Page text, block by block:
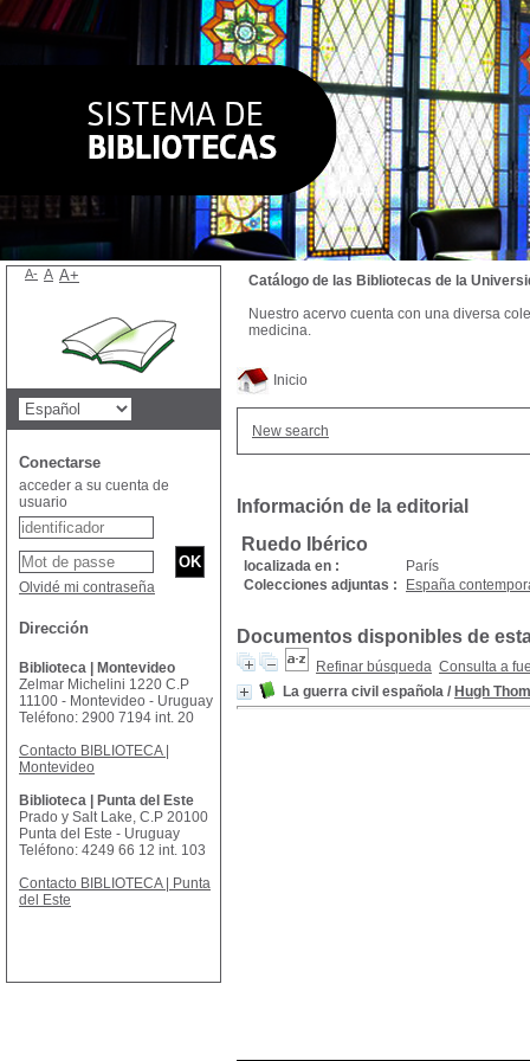
Inicio
New search
Información de la editorial
Ruedo Ibérico
localizada en :
París
Colecciones adjuntas :
España
Documentos disponibles de
Refinar búsqueda Consulta a
La guerra civil española / Hugh
Catálogo de las Bibliotecas de la
Nuestro acervo cuenta con una diversa
medicina.
A- A A+
Conectarse
acceder a su cuenta de
usuario
Olvidé mi contraseña
Dirección
Biblioteca | Montevideo
Zelmar Michelini 1220 C.P
11100 - Montevideo - Uruguay
Teléfono: 2900 7194 int. 20
Contacto BIBLIOTECA |
Montevideo
Biblioteca | Punta del Este
Prado y Salt Lake, C.P 20100
Punta del Este - Uruguay
Teléfono: 4249 66 12 int. 103
Contacto BIBLIOTECA | Punta
del Este